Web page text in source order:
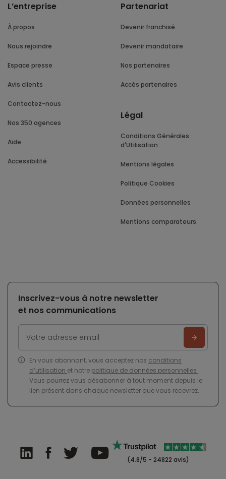
L’entreprise
À propos
Nous rejoindre
Espace presse
Avis clients
Contactez-nous
Nos 350 agences
Aide
Accessibilité
Partenariat
Devenir franchisé
Devenir mandataire
Nos partenaires
Accès partenaires
Légal
Conditions Générales
d'Utilisation
Mentions légales
Politique Cookies
Données personnelles
Mentions comparateurs
Inscrivez-vous à notre newsletter
et nos communications
En vous abonnant, vous acceptez nos conditions
d’utilisation et notre politique de données personnelles .
Vous pourrez vous désabonner à tout moment depuis le
lien présent dans chaque newsletter que vous recevrez.
(4.8/5 - 24822 avis)